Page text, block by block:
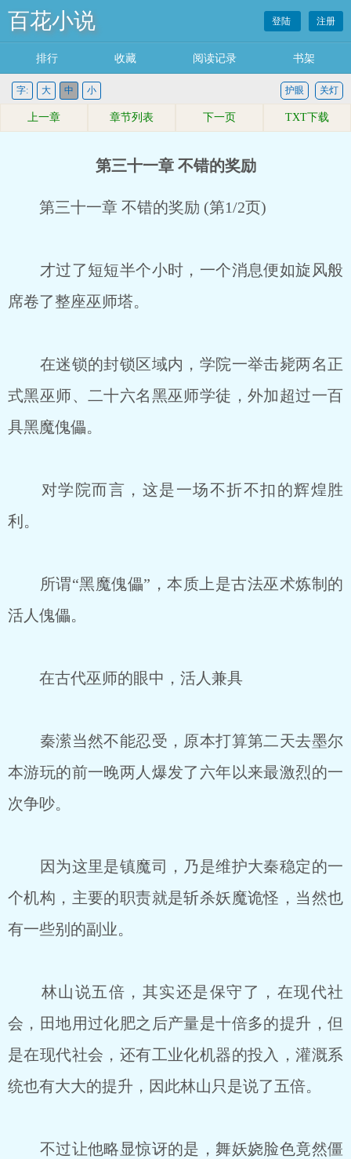
百花小说 登陆 注册
排行 收藏 阅读记录 书架
字: 大 中 小 关灯
护眼
上一章 章节列表 下一页 TXT下载
第三十一章 不错的奖励
第三十一章 不错的奖励 (第1/2页)
才过了短短半个小时，一个消息便如旋风般
席卷了整座巫师塔。
在迷锁的封锁区域内，学院一举击毙两名正
式黑巫师、二十六名黑巫师学徒，外加超过一百
具黑魔傀儡。
对学院而言，这是一场不折不扣的辉煌胜
利。
所谓“黑魔傀儡”，本质上是古法巫术炼制的
活人傀儡。
在古代巫师的眼中，活人兼具
秦潆当然不能忍受，原本打算第二天去墨尔
本游玩的前一晚两人爆发了六年以来最激烈的一
次争吵。
因为这里是镇魔司，乃是维护大秦稳定的一
个机构，主要的职责就是斩杀妖魔诡怪，当然也
有一些别的副业。
林山说五倍，其实还是保守了，在现代社
会，田地用过化肥之后产量是十倍多的提升，但
是在现代社会，还有工业化机器的投入，灌溉系
统也有大大的提升，因此林山只是说了五倍。
不过让他略显惊讶的是，舞妖娆脸色竟然僵